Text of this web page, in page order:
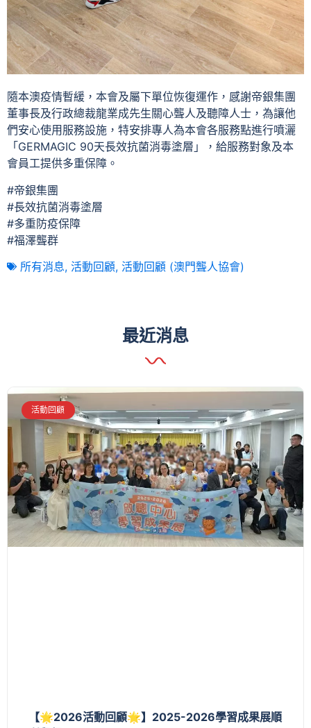
隨本澳疫情暫緩，本會及屬下單位恢復運作，感謝帝銀集團
董事長及行政總裁龍業成先生關心聾人及聽障人士，為讓他
們安心使用服務設施，特安排專人為本會各服務點進行噴灑
「GERMAGIC 90天長效抗菌消毒塗層」，給服務對象及本
會員工提供多重保障。
#帝銀集團
#長效抗菌消毒塗層
#多重防疫保障
#福澤聾群
所有消息, 活動回顧, 活動回顧 (澳門聾人協會)
最近消息
活動回顧
【🌟2026活動回顧🌟】2025-2026學習成果展順